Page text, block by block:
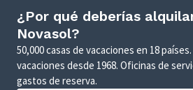
¿Por qué deberías
Novasol?
50,000 casas de vacaciones en 18
vacaciones desde 1968. Oficinas de
gastos de reserva.